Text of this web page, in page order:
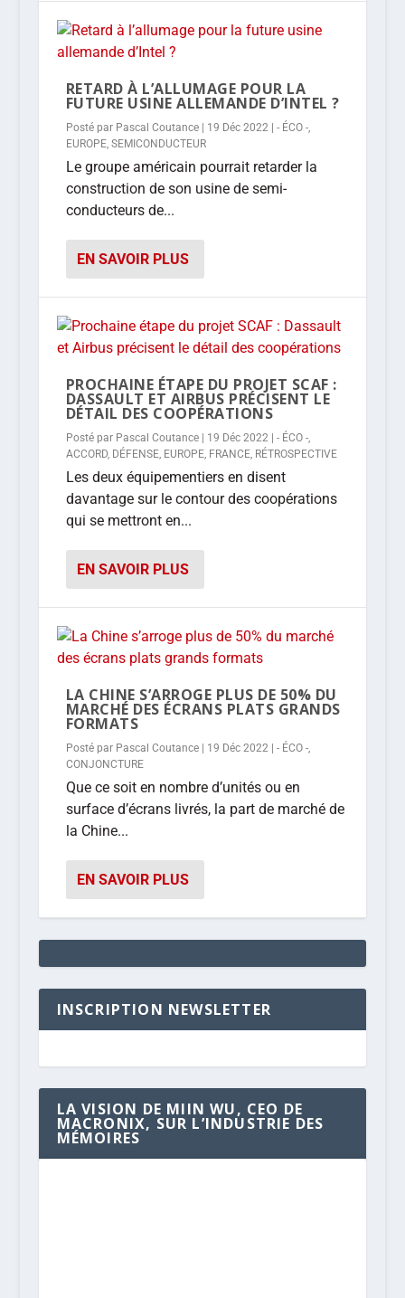
RETARD À L’ALLUMAGE POUR LA
FUTURE USINE ALLEMANDE D’INTEL ?
Posté par Pascal Coutance| 19 Déc 2022| - ÉCO -,
EUROPE, SEMICONDUCTEUR
Le groupe américain pourrait retarder la
construction de son usine de semi-
conducteurs de...
EN SAVOIR PLUS
PROCHAINE ÉTAPE DU PROJET SCAF :
DASSAULT ET AIRBUS PRÉCISENT LE
DÉTAIL DES COOPÉRATIONS
Posté par Pascal Coutance| 19 Déc 2022| - ÉCO -,
ACCORD, DÉFENSE, EUROPE, FRANCE, RÉTROSPECTIVE
Les deux équipementiers en disent
davantage sur le contour des coopérations
qui se mettront en...
EN SAVOIR PLUS
LA CHINE S’ARROGE PLUS DE 50% DU
MARCHÉ DES ÉCRANS PLATS GRANDS
FORMATS
Posté par Pascal Coutance| 19 Déc 2022| - ÉCO -,
CONJONCTURE
Que ce soit en nombre d’unités ou en
surface d’écrans livrés, la part de marché de
la Chine...
EN SAVOIR PLUS
INSCRIPTION NEWSLETTER
LA VISION DE MIIN WU, CEO DE
MACRONIX, SUR L’INDUSTRIE DES
MÉMOIRES